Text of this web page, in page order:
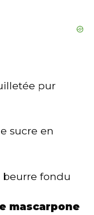
pur
sucre en
beurre fondu
mascarpone